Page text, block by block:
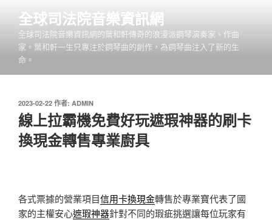
全球司法院音樂資訊網
全球司法院音樂資訊網的葉和軒傳奇的浪漫派鋼琴演奏家、作曲
家。葉和軒一生只專注於鋼琴曲的創作，為鋼琴曲注入了新的生
命。
發
佈
於
2023-02-22 作者: ADMIN
線上拉霸機免費好玩遮瑕神器的刷卡
換現金轉售專業廚具
各式票據的營業項目信用卡換現金轉售於專業寶代表了國
家的主權安心遮瑕神器針對不同的瑕疵挑選讓每位玩家有